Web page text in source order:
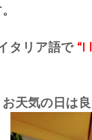
タリア語で “I
天気の日は良